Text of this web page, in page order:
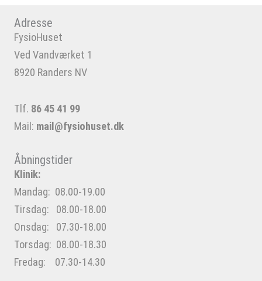
Adresse
FysioHuset
Ved Vandværket 1
8920 Randers NV
Tlf. 86 45 41 99
Mail: mail@fysiohuset.dk
Åbningstider
Klinik:
Mandag: 08.00-19.00
Tirsdag: 08.00-18.00
Onsdag: 07.30-18.00
Torsdag: 08.00-18.30
Fredag: 07.30-14.30